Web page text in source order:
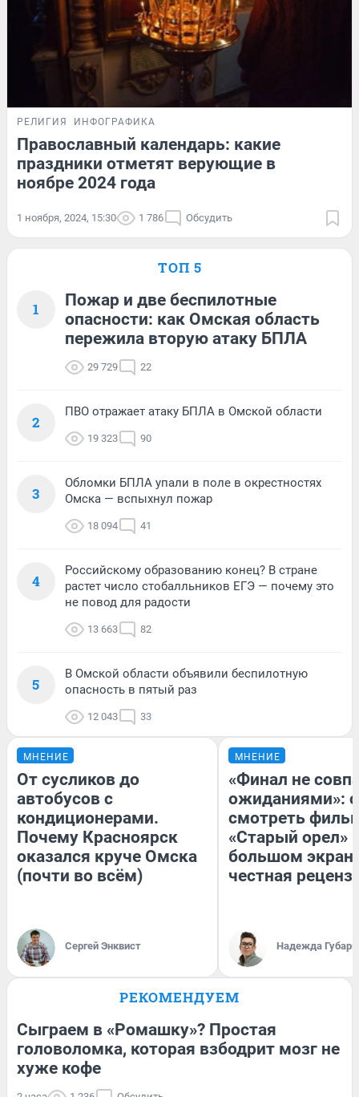
РЕЛИГИЯ ИНФОГРАФИКА
Православный календарь: какие
праздники отметят верующие в
ноябре 2024 года
1 ноября, 2024, 15:30 1 786 Обсудить
ТОП 5
1
Пожар и две беспилотные
опасности: как Омская область
пережила вторую атаку БПЛА
29 729 22
2
ПВО отражает атаку БПЛА в Омской области
19 323 90
3
Обломки БПЛА упали в поле в окрестностях
Омска — вспыхнул пожар
18 094 41
4
Российскому образованию конец? В стране
растет число стобалльников ЕГЭ — почему это
не повод для радости
13 663 82
5
В Омской области объявили беспилотную
опасность в пятый раз
12 043 33
МНЕНИЕ
От сусликов до
автобусов с
кондиционерами.
Почему Красноярск
оказался круче Омска
(почти во всём)
Сергей Энквист
МНЕНИЕ
«Финал не
ожиданиями»:
смотреть
«Старый орел»
большом
честная
Надежда Губарь
РЕКОМЕНДУЕМ
Сыграем в «Ромашку»? Простая
головоломка, которая взбодрит мозг не
хуже кофе